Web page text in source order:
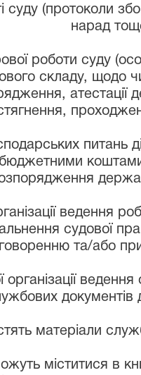
суду (протоколи
нарад
роботи суду
складу, щодо
питань
ведення
судової
та/або
ведення
документів
матеріали
міститися в